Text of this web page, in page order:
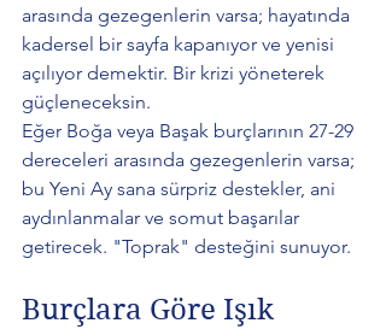
arasında gezegenlerin varsa; hayatında
kadersel bir sayfa kapanıyor ve yenisi
açılıyor demektir. Bir krizi yöneterek
güçleneceksin.
Eğer Boğa veya Başak burçlarının 27-29
dereceleri arasında gezegenlerin varsa;
bu Yeni Ay sana sürpriz destekler, ani
aydınlanmalar ve somut başarılar
getirecek. "Toprak" desteğini sunuyor.
Burçlara Göre Işık